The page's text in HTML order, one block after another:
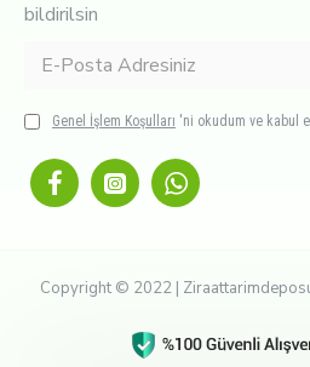
bildirilsin
Genel İşlem Koşulları 'ni okudum ve kabul
Copyright © 2022 |